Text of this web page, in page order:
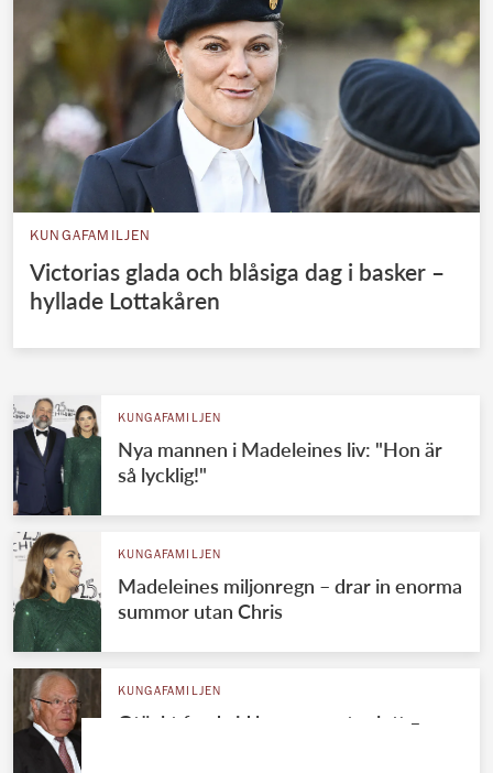
KUNGAFAMILJEN
Victorias glada och blåsiga dag i basker –
hyllade Lottakåren
KUNGAFAMILJEN
Nya mannen i Madeleines liv: "Hon är
så lycklig!"
KUNGAFAMILJEN
Madeleines miljonregn – drar in enorma
summor utan Chris
KUNGAFAMILJEN
Otäckt fynd vid kungaparets slott –